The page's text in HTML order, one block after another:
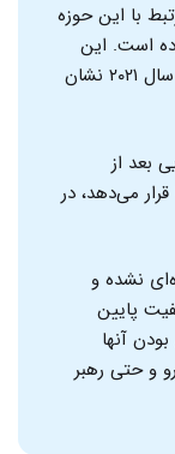
با این حوزه
در سال ۲۰۲۲ تعداد ۱۰۶۴۲۱۵ بوده است. این
آمار رشد ۱۹ درصدی تولید را نسبت به سال ۲۰۲۱ نشان
بعد از
می‌دهد، در
نشده و
پایین
آنها
و حتی رهبر